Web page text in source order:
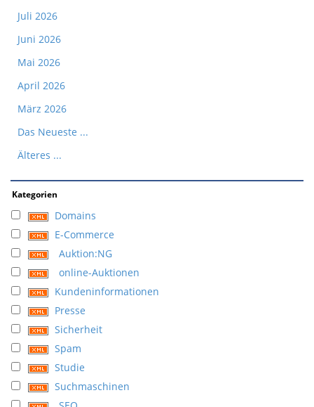
Juli 2026
Juni 2026
Mai 2026
April 2026
März 2026
Das Neueste ...
Älteres ...
Kategorien
Domains
E-Commerce
Auktion:NG
online-Auktionen
Kundeninformationen
Presse
Sicherheit
Spam
Studie
Suchmaschinen